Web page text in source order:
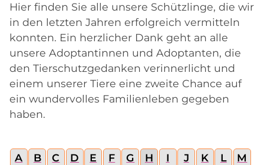
Hier finden Sie alle unsere Schützlinge, die wir
in den letzten Jahren erfolgreich vermitteln
konnten. Ein herzlicher Dank geht an alle
unsere Adoptantinnen und Adoptanten, die
den Tierschutzgedanken verinnerlicht und
einem unserer Tiere eine zweite Chance auf
ein wundervolles Familienleben gegeben
haben.
A B C D E F G H I J K L M